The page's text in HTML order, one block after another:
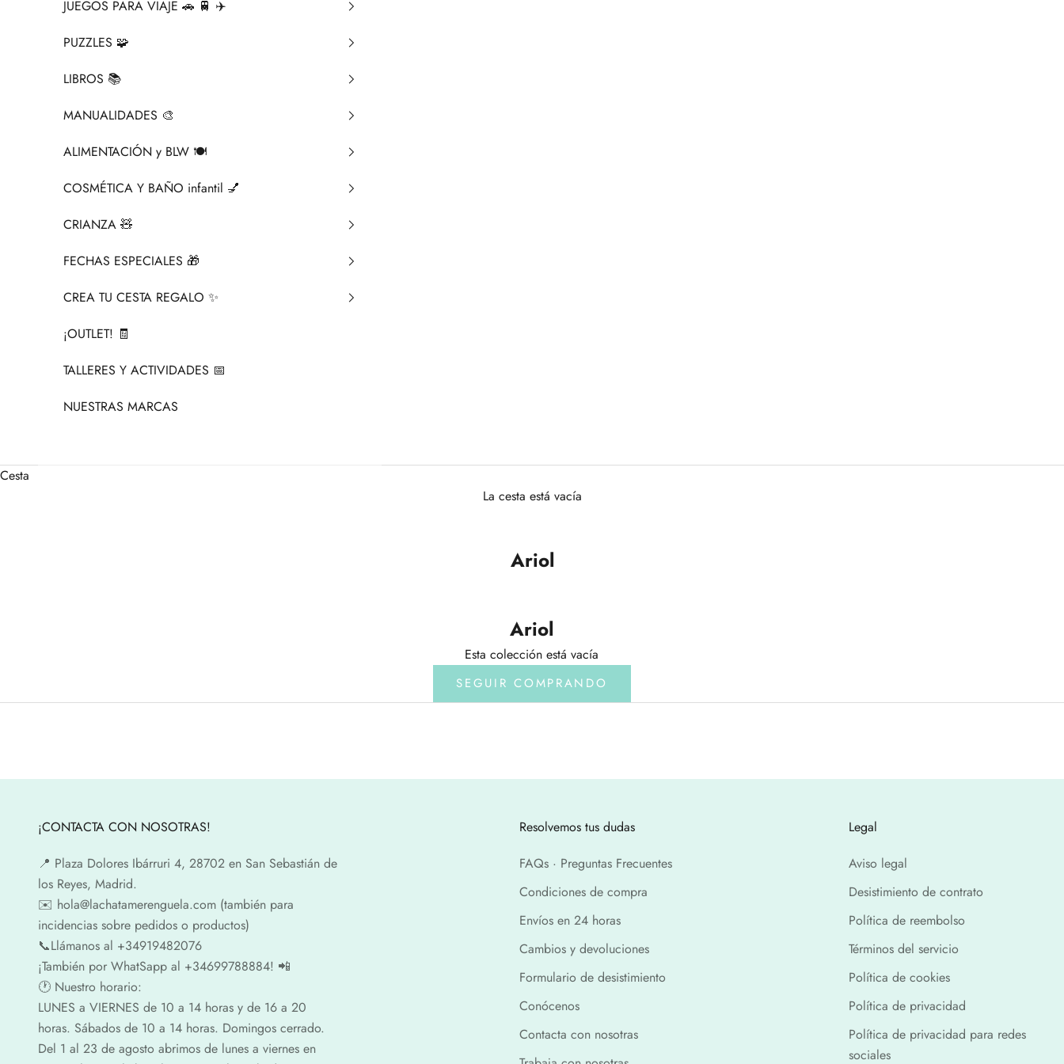
JUEGOS PARA VIAJE 🚗 🚆 ✈️
PUZZLES 🧩
LIBROS 📚​
MANUALIDADES 🎨​
ALIMENTACIÓN y BLW 🍽️
COSMÉTICA Y BAÑO infantil 💅
CRIANZA ​🧸​
FECHAS ESPECIALES 🎁
CREA TU CESTA REGALO ✨
¡OUTLET! 🧾
TALLERES Y ACTIVIDADES 📅
NUESTRAS MARCAS
Cesta
La cesta está vacía
Ariol
Ariol
Esta colección está vacía
SEGUIR COMPRANDO
¡CONTACTA CON NOSOTRAS!
📍​ Plaza Dolores Ibárruri 4, 28702 en San Sebastián de
los Reyes, Madrid.
✉️​ hola@lachatamerenguela.com (también para
incidencias sobre pedidos o productos)
📞​​Llámanos al +34919482076
¡También por WhatSapp al +34699788884! 📲
🕐​ Nuestro horario:
LUNES a VIERNES de 10 a 14 horas y de 16 a 20
horas. Sábados de 10 a 14 horas. Domingos cerrado.
Del 1 al 23 de agosto abrimos de lunes a viernes en
Resolvemos tus dudas
FAQs · Preguntas Frecuentes
Condiciones de compra
Envíos en 24 horas
Cambios y devoluciones
Formulario de desistimiento
Conócenos
Contacta con nosotras
Legal
Aviso legal
Desistimiento de contrato
Política de reembolso
Términos del servicio
Política de cookies
Política de privacidad
Política de privacidad para redes
sociales